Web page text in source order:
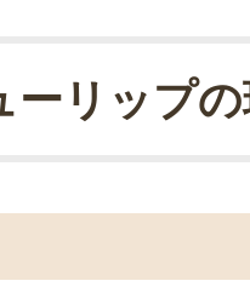
ーリップ